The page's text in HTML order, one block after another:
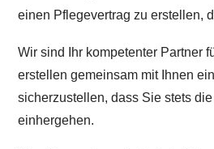
einen Pflegevertrag zu erstellen,
Wir sind Ihr kompetenter Partner
erstellen gemeinsam mit Ihnen
sicherzustellen, dass Sie stets
einhergehen.